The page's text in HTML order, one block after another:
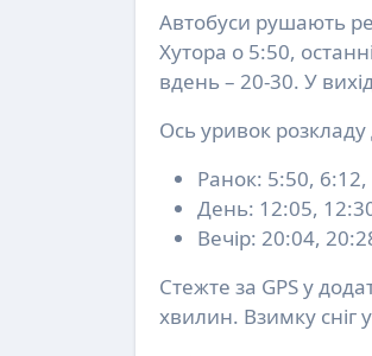
Автобуси рушають
Хутора о 5:50,
вдень – 20-30. У
Ось уривок
Ранок: 5:50,
День: 12:05,
Вечір: 20:04,
Стежте за GPS у
хвилин. Взимку сніг